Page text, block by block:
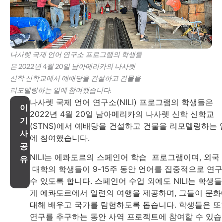
나사렛 국제 언어 연구소 프로그램의 학생들
은 2022년 4월 20일 남아메리카의 나사렛
신학 신학교에서 예배당을 건설하고 건물을
리모델링하는 일에 참여했습니다.
이
기
사
공
유
나사렛 국제 언어 연구소(NILI) 프로그램의 학생들은
2022년 4월 20일 남아메리카의 나사렛 신학 신학교
(STNS)에서 예배당을 건설하고 건물을 리모델링하는
에 참여했습니다.
NILI는 에콰도르의 스페인어 학습 프로그램이며, 외국
대학의 학생들이 9-15주 동안 언어를 집중적으로 연
수 있도록 합니다. 스페인어 수업 외에도 NILI는 학생
게 에콰도르에서 일련의 여행을 제공하며, 그들이 문
대해 배우고 국가를 탐험하도록 돕습니다. 학생들은
연구를 추구하는 동안 사역 프로젝트에 참여할 수 있